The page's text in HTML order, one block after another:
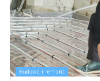
Budowa i remont